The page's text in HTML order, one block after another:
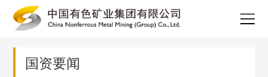
国资要闻